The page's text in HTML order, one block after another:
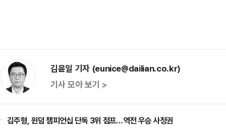
김윤일 기자 (eunice@dailian.co.kr)
기사 모아 보기 >
김주형, 윈덤 챔피언십 단독 3위 점프…역전 우승 사정권